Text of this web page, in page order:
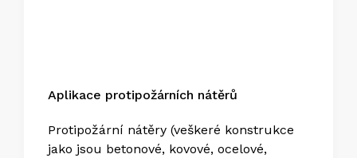
Aplikace protipožárních nátěrů
Protipožární nátěry (veškeré konstrukce
jako jsou betonové, kovové, ocelové,